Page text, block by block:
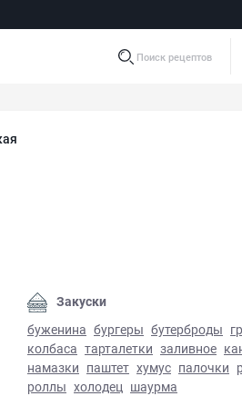
Поиск рецептов
болгарская - фото готового
Закуски
буженина бургеры бутерброды
колбаса тарталетки заливное
намазки паштет хумус палочки
роллы холодец шаурма